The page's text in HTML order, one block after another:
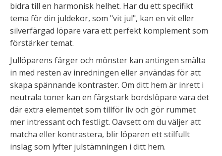
bidra till en harmonisk helhet. Har du ett specifikt
tema för din juldekor, som "vit jul", kan en vit eller
silverfärgad löpare vara ett perfekt komplement som
förstärker temat.
Jullöparens färger och mönster kan antingen smälta
in med resten av inredningen eller användas för att
skapa spännande kontraster. Om ditt hem är inrett i
neutrala toner kan en färgstark bordslöpare vara det
där extra elementet som tillför liv och gör rummet
mer intressant och festligt. Oavsett om du väljer att
matcha eller kontrastera, blir löparen ett stilfullt
inslag som lyfter julstämningen i ditt hem.